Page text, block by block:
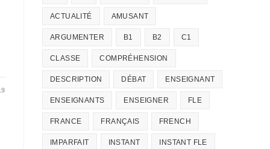
ACTUALITÉ AMUSANT
ARGUMENTER B1 B2 C1
CLASSE COMPRÉHENSION
DESCRIPTION DÉBAT ENSEIGNANT
ENSEIGNANTS ENSEIGNER FLE
FRANCE FRANÇAIS FRENCH
IMPARFAIT INSTANT INSTANT FLE